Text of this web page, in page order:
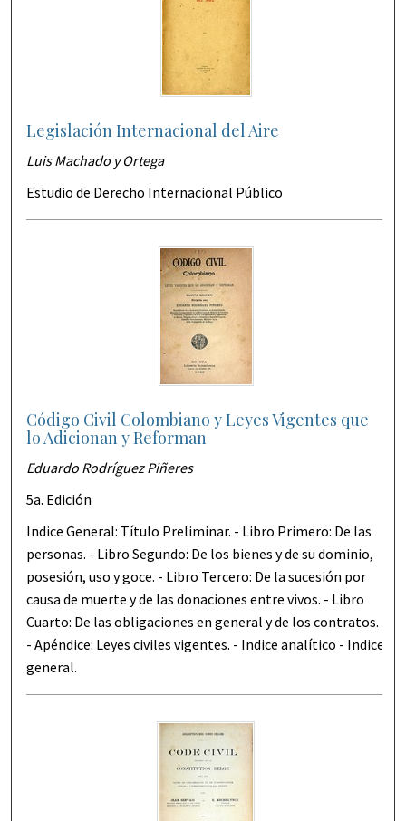
Legislación Internacional del Aire
Luis Machado y Ortega
Estudio de Derecho Internacional Público
Código Civil Colombiano y Leyes Vigentes que
lo Adicionan y Reforman
Eduardo Rodríguez Piñeres
5a. Edición
Indice General: Título Preliminar. - Libro Primero: De las
personas. - Libro Segundo: De los bienes y de su dominio,
posesión, uso y goce. - Libro Tercero: De la sucesión por
causa de muerte y de las donaciones entre vivos. - Libro
Cuarto: De las obligaciones en general y de los contratos.
- Apéndice: Leyes civiles vigentes. - Indice analítico - Indice
general.